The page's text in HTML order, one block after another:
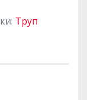
Труп